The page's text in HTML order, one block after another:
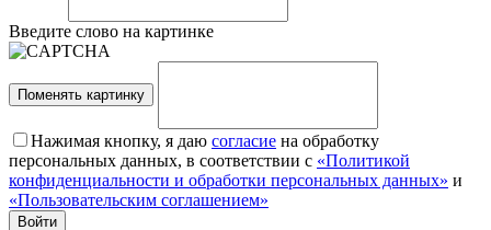
Введите слово на картинке
Поменять картинку
Нажимая кнопку, я даю согласие на обработку
персональных данных, в соответствии с «Политикой
конфиденциальности и обработки персональных данных» и
«Пользовательским соглашением»